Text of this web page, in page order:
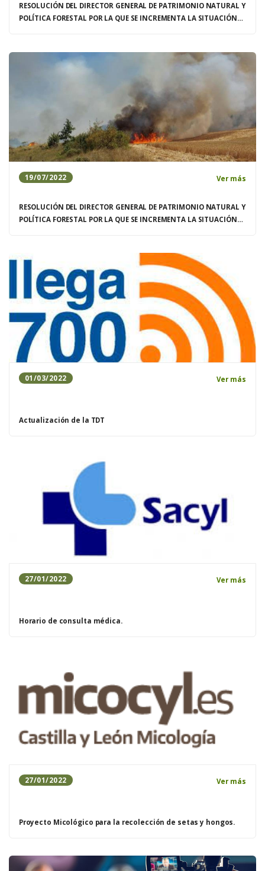
RESOLUCIÓN DEL DIRECTOR GENERAL DE PATRIMONIO NATURAL Y
POLÍTICA FORESTAL POR LA QUE SE INCREMENTA LA SITUACIÓN
COMUNIDAD AUTÓNOMA DE CASTILLA Y LEÓ
19/07/2022 Ver más
RESOLUCIÓN DEL DIRECTOR GENERAL DE PATRIMONIO NATURAL Y
POLÍTICA FORESTAL POR LA QUE SE INCREMENTA LA SITUACIÓN
COMUNIDAD AUTÓNOMA DE CASTILLA Y LEÓ
01/03/2022 Ver más
Actualización de la TDT
27/01/2022 Ver más
Horario de consulta médica.
27/01/2022 Ver más
Proyecto Micológico para la recolección de setas y hongos.